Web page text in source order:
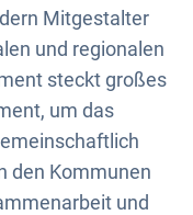
Mitgestalter
und regionalen
steckt großes
um das
den Kommunen
und